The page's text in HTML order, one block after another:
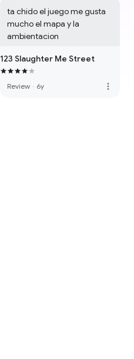
ta chido el juego me gusta
mucho el mapa y la
ambientacion
123 Slaughter Me Street
Review · 6y more_vert